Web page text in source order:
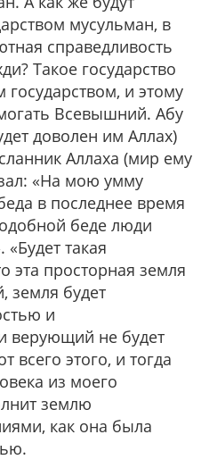
мусульман, в
справедливость
Такое государство
и этому
Всевышний. Абу
доволен им Аллах)
Аллаха (мир ему
«На мою умму
в последнее время
беде люди
такая
эта просторная земля
земля будет
и
верующий не будет
всего этого, и тогда
из моего
землю
как она была